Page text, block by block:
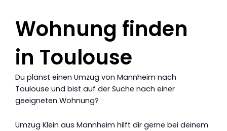
Wohnung finden
in Toulouse
Du planst einen Umzug von Mannheim nach
Toulouse und bist auf der Suche nach einer
geeigneten Wohnung?
Umzug Klein aus Mannheim hilft dir gerne bei deinem